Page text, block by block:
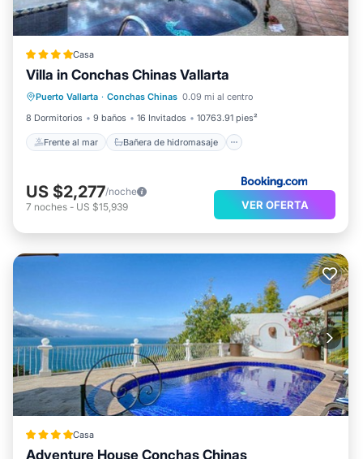
Casa
Villa in Conchas Chinas Vallarta
Puerto Vallarta · Conchas Chinas 0.09 mi al centro
8 Dormitorios
9 baños 16 Invitados 10763.91 pies²
Frente al mar Bañera de hidromasaje
Frente al mar
Bañera de hidromasaje
Piscina
Vista al mar
US $2,277/noche
7 noches - US $15,939 VER OFERTA
Casa
Adventure House Conchas Chinas